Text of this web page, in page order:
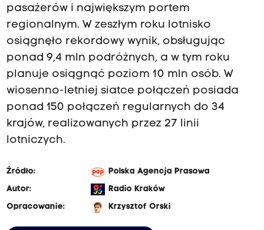
pasażerów i największym portem
regionalnym. W zeszłym roku lotnisko
osiągnęło rekordowy wynik, obsługując
ponad 9,4 mln podróżnych, a w tym roku
planuje osiągnąć poziom 10 mln osób. W
wiosenno-letniej siatce połączeń posiada
ponad 150 połączeń regularnych do 34
krajów, realizowanych przez 27 linii
lotniczych.
Źródło:
Polska Agencja Prasowa
Autor:
Radio Kraków
Opracowanie:
Krzysztof Orski